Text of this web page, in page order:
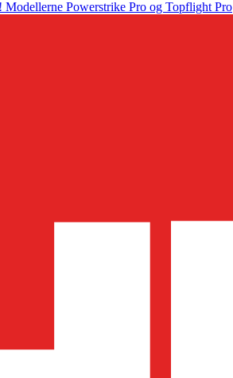
! Modellerne Powerstrike Pro og Topflight Pro